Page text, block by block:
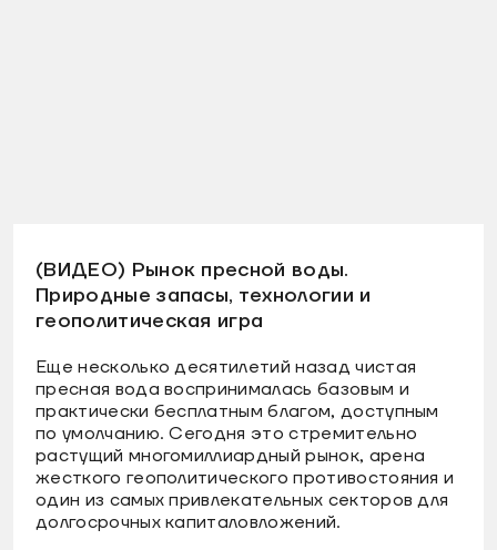
(ВИДЕО) Рынок пресной воды.
Природные запасы, технологии и
геополитическая игра
Еще несколько десятилетий назад чистая
пресная вода воспринималась базовым и
практически бесплатным благом, доступным
по умолчанию. Сегодня это стремительно
растущий многомиллиардный рынок, арена
жесткого геополитического противостояния и
один из самых привлекательных секторов для
долгосрочных капиталовложений.